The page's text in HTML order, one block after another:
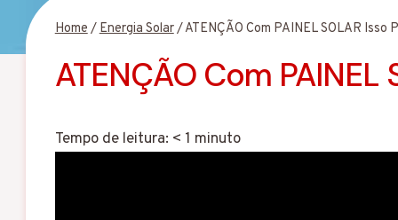
Home/Energia Solar/ATENÇÃO Com PAINEL SOLAR Isso
ATENÇÃO Com
Tempo de leitura: < 1 minuto